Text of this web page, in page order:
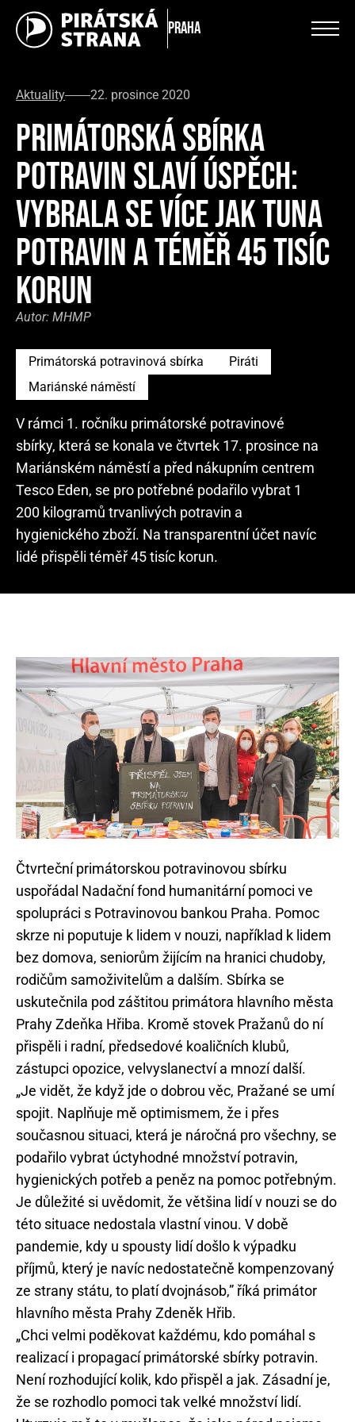
Praha
Aktuality 22. prosince 2020
PRIMÁTORSKÁ SBÍRKA
POTRAVIN SLAVÍ ÚSPĚCH:
VYBRALA SE VÍCE JAK TUNA
POTRAVIN A TÉMĚŘ 45 TISÍC
KORUN
Autor: MHMP
Primátorská potravinová sbírka
Piráti
Mariánské náměstí
V rámci 1. ročníku primátorské potravinové
sbírky, která se konala ve čtvrtek 17. prosince na
Mariánském náměstí a před nákupním centrem
Tesco Eden, se pro potřebné podařilo vybrat 1
200 kilogramů trvanlivých potravin a
hygienického zboží. Na transparentní účet navíc
lidé přispěli téměř 45 tisíc korun.
Čtvrteční primátorskou potravinovou sbírku
uspořádal Nadační fond humanitární pomoci ve
spolupráci s Potravinovou bankou Praha. Pomoc
skrze ni poputuje k lidem v nouzi, například k lidem
bez domova, seniorům žijícím na hranici chudoby,
rodičům samoživitelům a dalším. Sbírka se
uskutečnila pod záštitou primátora hlavního města
Prahy Zdeňka Hřiba. Kromě stovek Pražanů do ní
přispěli i radní, předsedové koaličních klubů,
zástupci opozice, velvyslanectví a mnozí další.
„Je vidět, že když jde o dobrou věc, Pražané se umí
spojit. Naplňuje mě optimismem, že i přes
současnou situaci, která je náročná pro všechny, se
podařilo vybrat úctyhodné množství potravin,
hygienických potřeb a peněz na pomoc potřebným.
Je důležité si uvědomit, že většina lidí v nouzi se do
této situace nedostala vlastní vinou. V době
pandemie, kdy u spousty lidí došlo k výpadku
příjmů, který je navíc nedostatečně kompenzovaný
ze strany státu, to platí dvojnásob,” říká primátor
hlavního města Prahy Zdeněk Hřib.
„Chci velmi poděkovat každému, kdo pomáhal s
realizací i propagací primátorské sbírky potravin.
Není rozhodující kolik, kdo přispěl a jak. Zásadní je,
že se rozhodlo pomoci tak velké množství lidí.